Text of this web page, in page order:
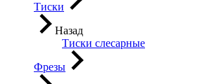
Тиски
Назад
Тиски слесарные
Фрезы